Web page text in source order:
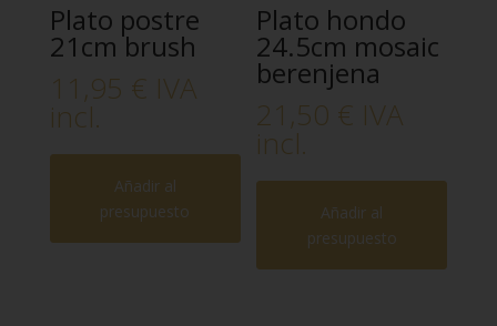
Plato postre
21cm brush
11,95 € IVA
incl.
Añadir al
presupuesto
Plato hondo
24.5cm mosaic
berenjena
21,50 € IVA
incl.
Añadir al
presupuesto